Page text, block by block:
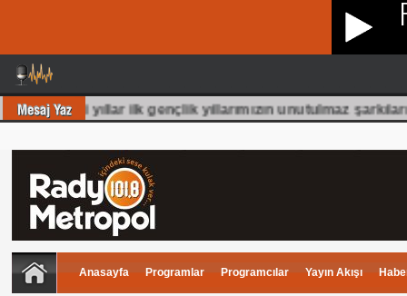
70 Li yıllar ilk gençlik yıllarımızın unutulmaz
Anasayfa Programlar Programcılar Yayın Akışı